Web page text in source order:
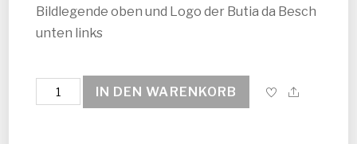
Bildlegende oben und Logo der Butia da Besch
unten links
Hirt
mit
IN DEN WARENKORB